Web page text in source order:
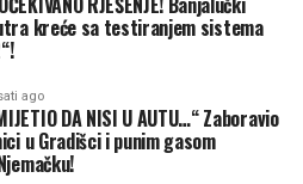
od Trampovog
ne znači da će izbjeći sudske
kreće sa testiranjem sistema
ago
DA NISI U AUTU…“ Zaboravio
u Gradišci i punim gasom